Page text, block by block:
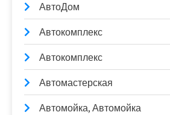
АвтоДом
Автокомплекс
Автокомплекс
Автомастерская
Автомойка, Автомойка